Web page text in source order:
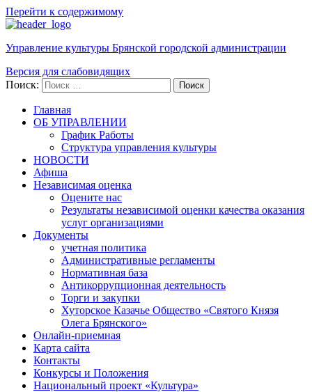
Перейти к содержимому
Управление культуры Брянской городской администрации
Версия для слабовидящих
Поиск:
Поиск
Главная
ОБ УПРАВЛЕНИИ
График Работы
Структура управления культуры
НОВОСТИ
Афиша
Независимая оценка
Оцените нас
Результаты независимой оценки качества оказания
услуг организациями
Документы
учетная политика
Административные регламенты
Нормативная база
Антикоррупционная деятельность
Торги и закупки
Хуторское Казачье Общество «Святого Князя
Олега Брянского»
Онлайн-приемная
Карта сайта
Контакты
Конкурсы и Положения
Национальный проект «Культура»